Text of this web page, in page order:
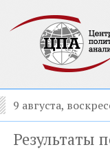
9 августа,
Результаты